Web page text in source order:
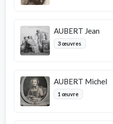
AUBERT Jean
3 œuvres
AUBERT Michel
1 œuvre